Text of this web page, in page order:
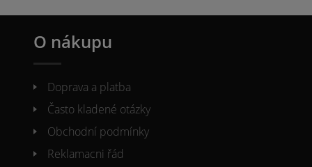
O nákupu
Doprava a platba
Často kladené otázky
Obchodní podmínky
Reklamacni řád